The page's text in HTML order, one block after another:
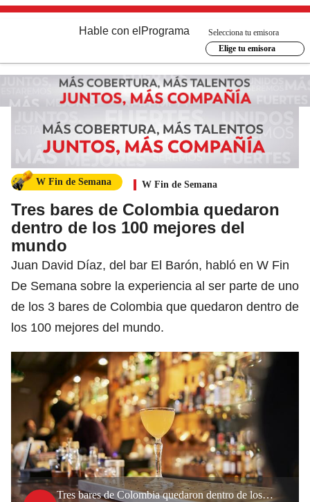
Hable con el Programa
Selecciona tu emisora
Elige tu emisora
W Fin de Semana W Fin de Semana
Tres bares de Colombia quedaron
dentro de los 100 mejores del
mundo
Juan David Díaz, del bar El Barón, habló en W Fin
De Semana sobre la experiencia al ser parte de uno
de los 3 bares de Colombia que quedaron dentro de
los 100 mejores del mundo.
Tres bares de Colombia quedaron dentro de los 100 mejores del mundo